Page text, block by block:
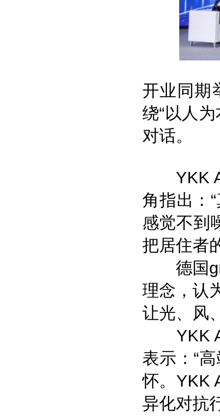
开业同期
绕“以人
对话。
YKK
角指出：
感觉不到
把居住者
德国
理念，认
让光、风
YKK
表示：“
怀。YKK
异化对抗